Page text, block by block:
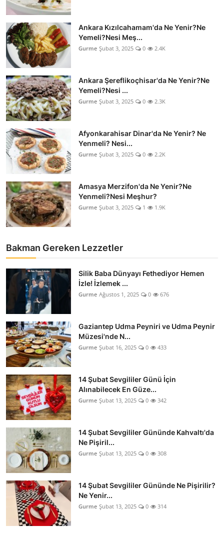
Ankara Kızılcahamam'da Ne Yenir?Ne
Yemeli?Nesi Meş...
Gurme Şubat 3, 2025 0 2.4K
Ankara Şereflikoçhisar'da Ne Yenir?Ne
Yemeli?Nesi ...
Gurme Şubat 3, 2025 0 2.3K
Afyonkarahisar Dinar'da Ne Yenir? Ne
Yenmeli? Nesi...
Gurme Şubat 3, 2025 0 2.2K
Amasya Merzifon'da Ne Yenir?Ne
Yenmeli?Nesi Meşhur?
Gurme Şubat 3, 2025 1 1.9K
Bakman Gereken Lezzetler
Silik Baba Dünyayı Fethediyor Hemen
İzle! İzlemek ...
Gurme Ağustos 1, 2025 0 676
Gaziantep Udma Peyniri ve Udma Peynir
Müzesi'nde N...
Gurme Şubat 16, 2025 0 433
14 Şubat Sevgililer Günü İçin
Alınabilecek En Güze...
Gurme Şubat 13, 2025 0 342
14 Şubat Sevgililer Gününde Kahvaltı'da
Ne Pişiril...
Gurme Şubat 13, 2025 0 308
14 Şubat Sevgililer Gününde Ne Pişirilir?
Ne Yenir...
Gurme Şubat 13, 2025 0 314